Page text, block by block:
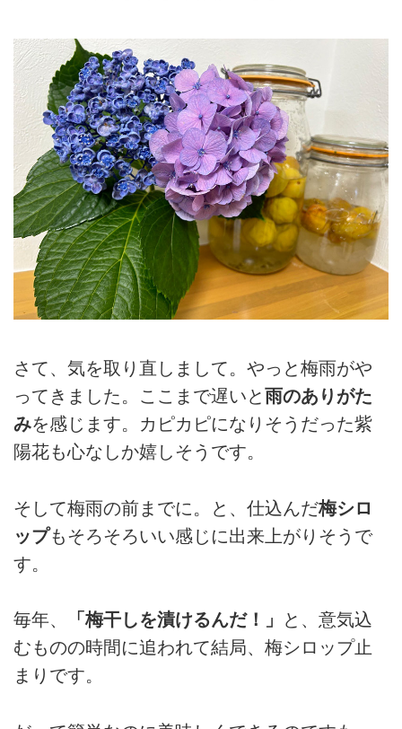
さて、気を取り直しまして。やっと梅雨がや
ってきました。ここまで遅いと雨のありがた
みを感じます。カピカピになりそうだった紫
陽花も心なしか嬉しそうです。
そして梅雨の前までに。と、仕込んだ梅シロ
ップもそろそろいい感じに出来上がりそうで
す。
毎年、 「梅干しを漬けるんだ！」
と、意気込
むものの時間に追われて結局、梅シロップ止
まりです。